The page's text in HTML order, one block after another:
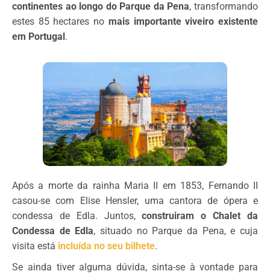
continentes ao longo do Parque da Pena, transformando
estes 85 hectares no mais importante viveiro existente
em Portugal.
Após a morte da rainha Maria II em 1853, Fernando II
casou-se com Elise Hensler, uma cantora de ópera e
condessa de Edla. Juntos,construiram o Chalet da
Condessa de Edla, situado no Parque da Pena, e cuja
visita está incluída no seu bilhete.
Se ainda tiver alguma dúvida, sinta-se à vontade para